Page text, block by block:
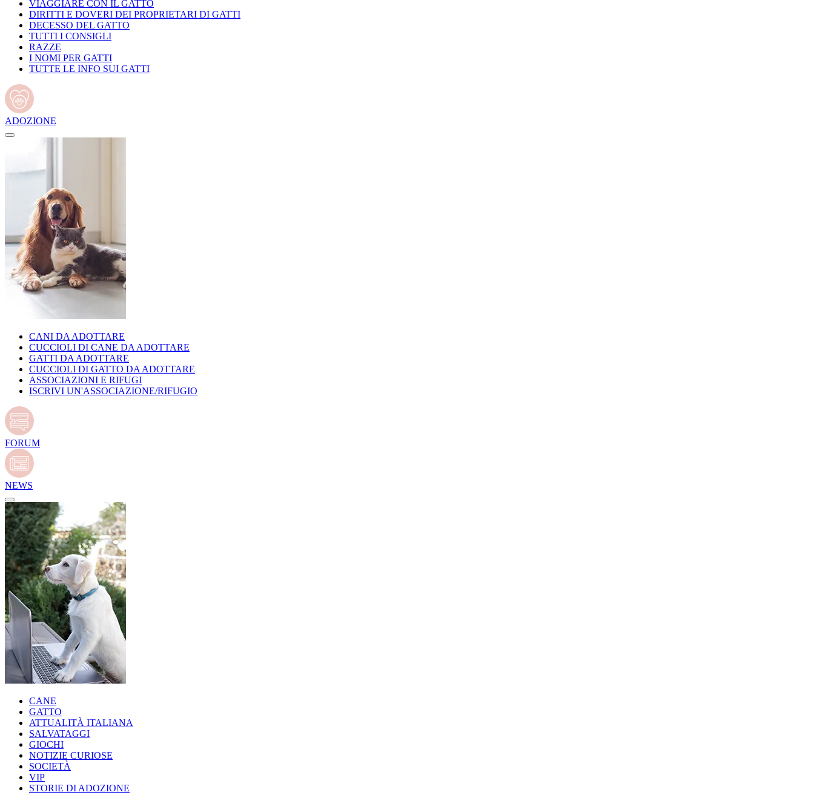
VIAGGIARE CON IL GATTO
DIRITTI E DOVERI DEI PROPRIETARI DI GATTI
DECESSO DEL GATTO
TUTTI I CONSIGLI
RAZZE
I NOMI PER GATTI
TUTTE LE INFO SUI GATTI
ADOZIONE
CANI DA ADOTTARE
CUCCIOLI DI CANE DA ADOTTARE
GATTI DA ADOTTARE
CUCCIOLI DI GATTO DA ADOTTARE
ASSOCIAZIONI E RIFUGI
ISCRIVI UN'ASSOCIAZIONE/RIFUGIO
FORUM
NEWS
CANE
GATTO
ATTUALITÀ ITALIANA
SALVATAGGI
GIOCHI
NOTIZIE CURIOSE
SOCIETÀ
VIP
STORIE DI ADOZIONE